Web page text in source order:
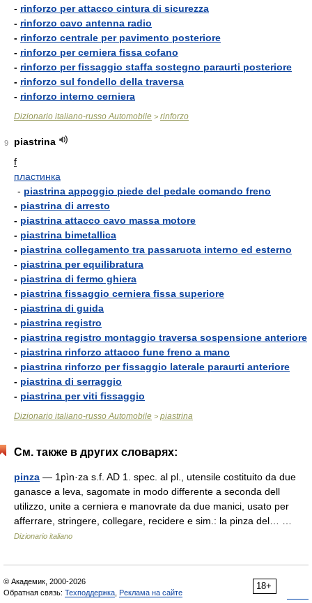
- rinforzo per attacco cintura di sicurezza
- rinforzo cavo antenna radio
- rinforzo centrale per pavimento posteriore
- rinforzo per cerniera fissa cofano
- rinforzo per fissaggio staffa sostegno paraurti posteriore
- rinforzo sul fondello della traversa
- rinforzo interno cerniera
Dizionario italiano-russo Automobile > rinforzo
9
piastrina
f
пластинка
- piastrina appoggio piede del pedale comando freno
- piastrina di arresto
- piastrina attacco cavo massa motore
- piastrina bimetallica
- piastrina collegamento tra passaruota interno ed esterno
- piastrina per equilibratura
- piastrina di fermo ghiera
- piastrina fissaggio cerniera fissa superiore
- piastrina di guida
- piastrina registro
- piastrina registro montaggio traversa sospensione anteriore
- piastrina rinforzo attacco fune freno a mano
- piastrina rinforzo per fissaggio laterale paraurti anteriore
- piastrina di serraggio
- piastrina per viti fissaggio
Dizionario italiano-russo Automobile > piastrina
См. также в других словарях:
pinza — 1pìn·za s.f. AD 1. spec. al pl., utensile costituito da due
ganasce a leva, sagomate in modo differente a seconda dell
utilizzo, unite a cerniera e manovrate da due manici, usato per
afferrare, stringere, collegare, recidere e sim.: la pinza del… …
Dizionario italiano
18+
© Академик, 2000-2026
Обратная связь: Техподдержка Реклама на сайте